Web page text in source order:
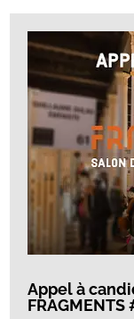
Appel à
FRAGMENTS